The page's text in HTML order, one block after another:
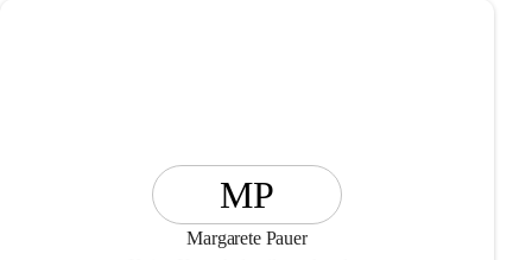
MP
Margarete Pauer